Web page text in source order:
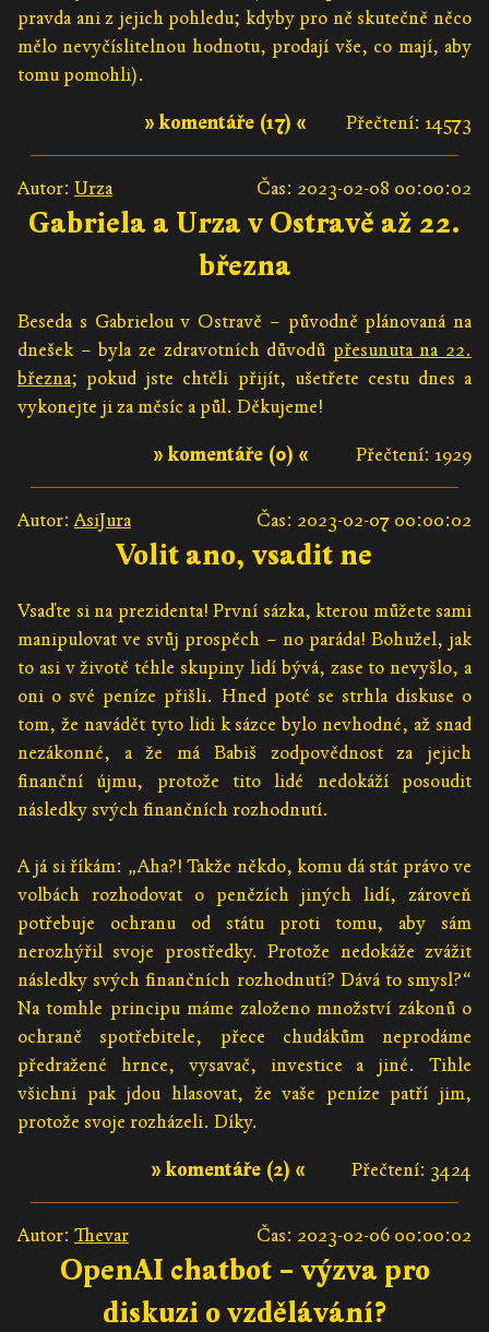
pravda ani z jejich pohledu; kdyby pro ně skutečně něco
mělo nevyčíslitelnou hodnotu, prodají vše, co mají, aby
tomu pomohli).
Přečtení: 14573
» komentáře (17) «
Autor: Urza Čas: 2023-02-08 00:00:02
Gabriela a Urza v Ostravě až 22.
března
Beseda s Gabrielou v Ostravě – původně plánovaná na
dnešek – byla ze zdravotních důvodů přesunuta na 22.
března; pokud jste chtěli přijít, ušetřete cestu dnes a
vykonejte ji za měsíc a půl. Děkujeme!
Přečtení: 1929
» komentáře (0) «
Autor:AsiJura Čas: 2023-02-07 00:00:02
Volit ano, vsadit ne
Vsaďte si na prezidenta! První sázka, kterou můžete sami
manipulovat ve svůj prospěch – no paráda! Bohužel, jak
to asi v životě téhle skupiny lidí bývá, zase to nevyšlo, a
oni o své peníze přišli. Hned poté se strhla diskuse o
tom, že navádět tyto lidi k sázce bylo nevhodné, až snad
nezákonné, a že má Babiš zodpovědnost za jejich
finanční újmu, protože tito lidé nedokáží posoudit
následky svých finančních rozhodnutí.
A já si říkám: „Aha?! Takže někdo, komu dá stát právo ve
volbách rozhodovat o penězích jiných lidí, zároveň
potřebuje ochranu od státu proti tomu, aby sám
nerozhýřil svoje prostředky. Protože nedokáže zvážit
následky svých finančních rozhodnutí? Dává to smysl?“
Na tomhle principu máme založeno množství zákonů o
ochraně spotřebitele, přece chudákům neprodáme
předražené hrnce, vysavač, investice a jiné. Tihle
všichni pak jdou hlasovat, že vaše peníze patří jim,
protože svoje rozházeli. Díky.
Přečtení: 3424
» komentáře (2) «
Autor: Thevar Čas: 2023-02-06 00:00:02
OpenAI chatbot – výzva pro
diskuzi o vzdělávání?